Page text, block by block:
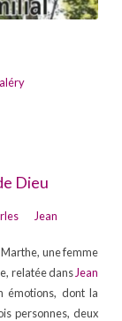
Dieu
Jean
une femme
relatée dans Jean
émotions, dont la
personnes, deux